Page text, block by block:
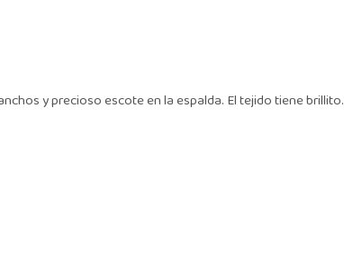
y precioso escote en la espalda. El tejido tiene brillito.